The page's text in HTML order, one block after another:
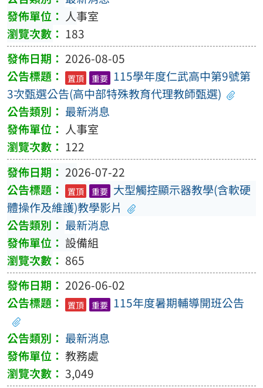
人事室
183
2026-08-05
置頂 重要 115學年度仁武高中第9號第
3次甄選公告(高中部特殊教育代理教師甄選)
最新消息
人事室
122
2026-07-22
置頂 重要 大型觸控顯示器教學(含軟硬
體操作及維護)教學影片
最新消息
設備組
865
2026-06-02
置頂 重要 115年度暑期輔導開班公告
最新消息
教務處
3,049